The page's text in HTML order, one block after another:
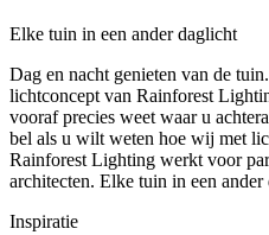
Elke tuin in een ander daglicht
Dag en nacht genieten van de
lichtconcept van Rainforest
vooraf precies weet waar u
bel als u wilt weten hoe wij met
Rainforest Lighting werkt voor
architecten. Elke tuin in een
Inspiratie